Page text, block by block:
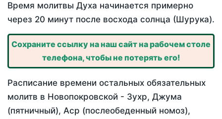
Время молитвы Духа начинается примерно
через 20 минут после восхода солнца (Шурука).
Сохраните ссылку на наш сайт на рабочем столе
телефона, чтобы не потерять его!
Расписание времени остальных обязательных
молитв в Новопокровской - Зухр, Джума
(пятничный), Аср (послеобеденный номоз),